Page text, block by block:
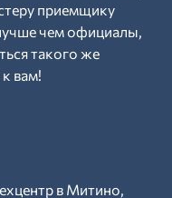
приемщику
чем официалы,
такого же
вам!
в Митино,